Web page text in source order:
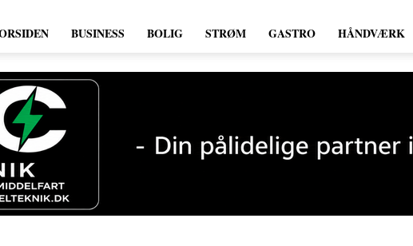
BUSINESS BOLIG STRØM GASTRO HÅNDVÆRK